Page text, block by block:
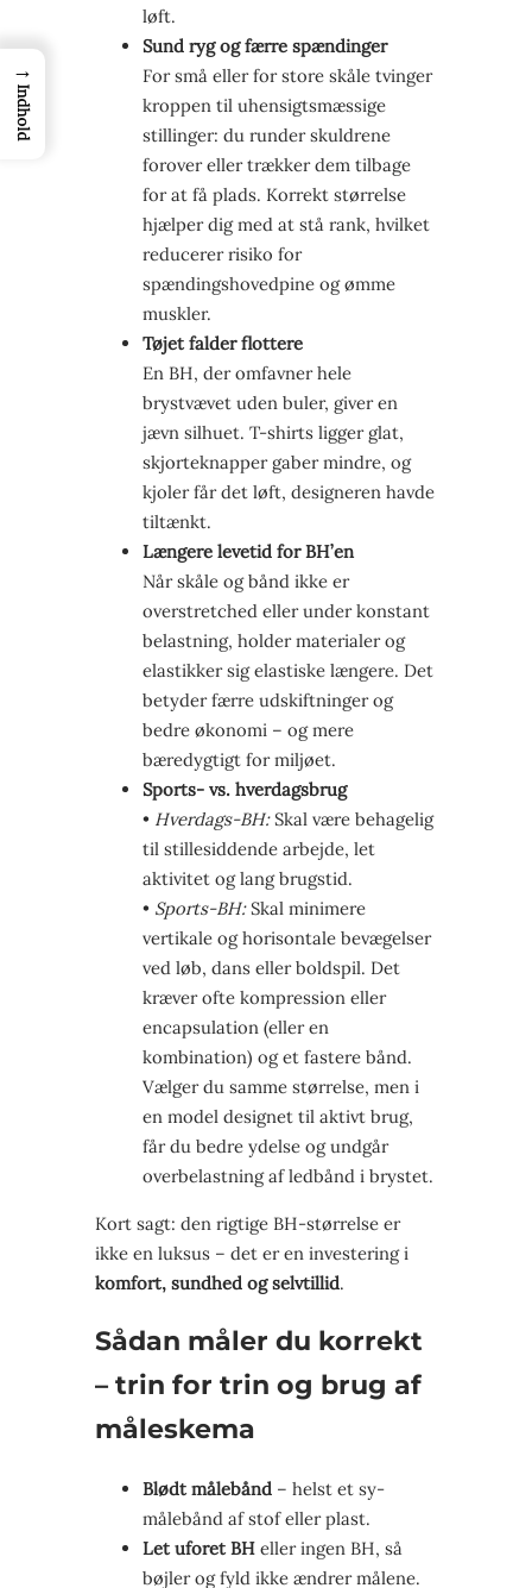
løft.
Sund ryg og færre spændinger
For små eller for store skåle tvinger
kroppen til uhensigtsmæssige
stillinger: du runder skuldrene
forover eller trækker dem tilbage
for at få plads. Korrekt størrelse
hjælper dig med at stå rank, hvilket
reducerer risiko for
spændingshovedpine og ømme
muskler.
Tøjet falder flottere
En BH, der omfavner hele
brystvævet uden buler, giver en
jævn silhuet. T-shirts ligger glat,
skjorteknapper gaber mindre, og
kjoler får det løft, designeren havde
tiltænkt.
Længere levetid for BH’en
Når skåle og bånd ikke er
overstretched eller under konstant
belastning, holder materialer og
elastikker sig elastiske længere. Det
betyder færre udskiftninger og
bedre økonomi – og mere
bæredygtigt for miljøet.
Sports- vs. hverdagsbrug
• Hverdags-BH:Skal være behagelig
til stillesiddende arbejde, let
aktivitet og lang brugstid.
• Sports-BH:Skal minimere
vertikale og horisontale bevægelser
ved løb, dans eller boldspil. Det
kræver ofte kompression eller
encapsulation (eller en
kombination) og et fastere bånd.
Vælger du samme størrelse, men i
en model designet til aktivt brug,
får du bedre ydelse og undgår
overbelastning af ledbånd i brystet.
Kort sagt: den rigtige BH-størrelse er
ikke en luksus – det er en investering i
komfort, sundhed og selvtillid.
Sådan måler du korrekt
– trin for trin og brug af
måleskema
Blødt målebånd – helst et sy-
målebånd af stof eller plast.
Let uforet BH eller ingen BH, så
bøjler og fyld ikke ændrer målene.
→
Indhold